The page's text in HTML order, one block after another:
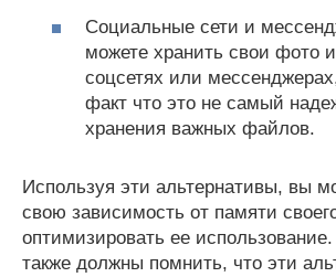
Социальные сети и
можете хранить свои фото
соцсетях или
факт что это не самый
хранения важных файлов.
Используя эти альтернативы, вы
свою зависимость от памяти
оптимизировать ее
также должны помнить, что эти